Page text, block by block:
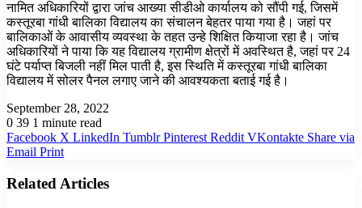
नामित अधिकारियों द्वारा जांच आख्या सीडीओ कार्यालय को सौंपी गई, जिसमें
कस्तूरबा गांधी बालिका विद्यालय का संचालन बेहतर पाया गया है। जहां पर
बालिकाओं के आवासीय व्यवस्था के तहत उन्हे शिक्षित कियाजा रहा है। जांच
अधिकारियों ने पाया कि यह विद्यालय ग्रामीण क्षेत्रों में अवस्थित है,जहां पर 24
घंटे पर्याप्त बिजली नहीं मिल पाती है,इस स्थिति में कस्तूरबा गांधी बालिका
विद्यालय में सोलर पैनल लगाए जाने की आवश्यकता बताई गई है।
September 28, 2022
0 39 1 minute read
Facebook X LinkedIn Tumblr Pinterest Reddit VKontakte Share via
Email Print
Related Articles